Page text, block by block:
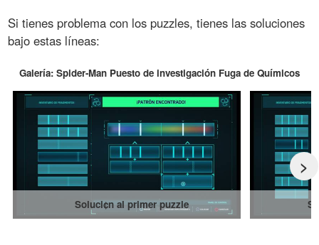
Si tienes problema con los puzzles, tienes las soluciones
bajo estas líneas:
Galería: Spider-Man Puesto de investigación Fuga de Químicos
>
Soluci¢n al primer puzzle